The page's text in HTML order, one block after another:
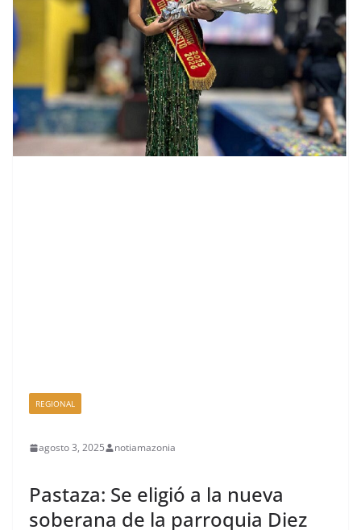
REGIONAL
agosto 3, 2025 notiamazonia
Pastaza: Se eligió a la nueva
soberana de la parroquia Diez